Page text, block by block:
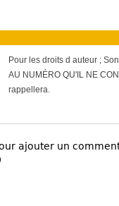
Pour les droits d auteur ;
AU NUMÉRO QU'IL NE
rappellera.
ajouter un